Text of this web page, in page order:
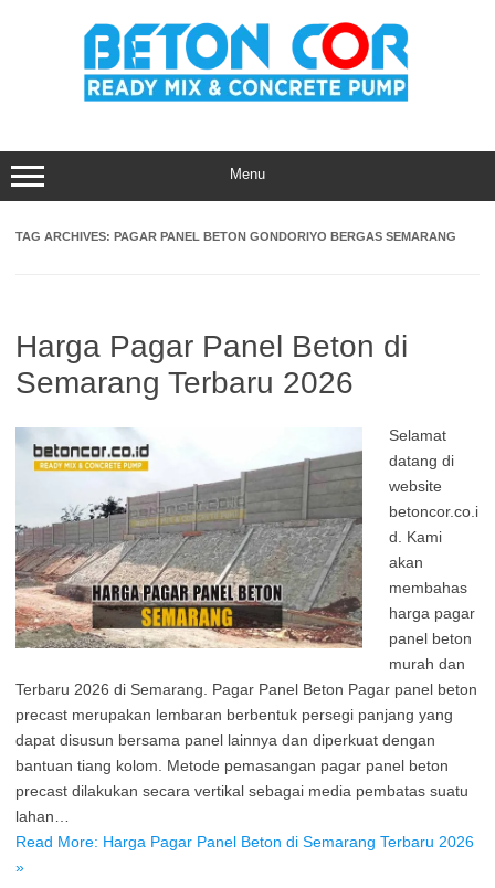
Menu
TAG ARCHIVES: PAGAR PANEL BETON GONDORIYO BERGAS SEMARANG
Harga Pagar Panel Beton di
Semarang Terbaru 2026
Selamat
datang di
website
betoncor.co.i
d. Kami
akan
membahas
harga pagar
panel beton
murah dan
Terbaru 2026 di Semarang. Pagar Panel Beton Pagar panel beton
precast merupakan lembaran berbentuk persegi panjang yang
dapat disusun bersama panel lainnya dan diperkuat dengan
bantuan tiang kolom. Metode pemasangan pagar panel beton
precast dilakukan secara vertikal sebagai media pembatas suatu
lahan…
Read More: Harga Pagar Panel Beton di Semarang Terbaru 2026
»